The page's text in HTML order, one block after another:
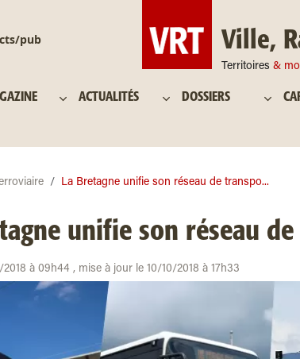
pub Ville,
Territoires &
ACTUALITÉS DOSSIERS
La Bretagne unifie son réseau de transpo...
unifie son réseau
à 09h44 , mise à jour le 10/10/2018 à 17h33